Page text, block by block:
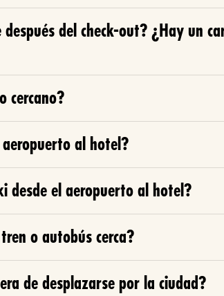
después del check-out? ¿Hay un
cercano?
aeropuerto al hotel?
desde el aeropuerto al hotel?
o autobús cerca?
de desplazarse por la ciudad?